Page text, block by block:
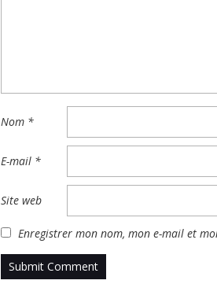
Nom *
E-mail *
Site web
Enregistrer mon nom, mon e-mail et